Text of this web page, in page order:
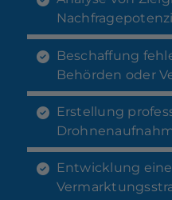
Beschaffung
Behörden oder
Erstellung
Entwicklung